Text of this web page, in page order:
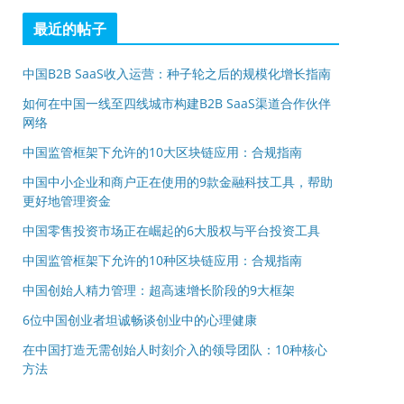
最近的帖子
中国B2B SaaS收入运营：种子轮之后的规模化增长指南
如何在中国一线至四线城市构建B2B SaaS渠道合作伙伴
网络
中国监管框架下允许的10大区块链应用：合规指南
中国中小企业和商户正在使用的9款金融科技工具，帮助
更好地管理资金
中国零售投资市场正在崛起的6大股权与平台投资工具
中国监管框架下允许的10种区块链应用：合规指南
中国创始人精力管理：超高速增长阶段的9大框架
6位中国创业者坦诚畅谈创业中的心理健康
在中国打造无需创始人时刻介入的领导团队：10种核心
方法